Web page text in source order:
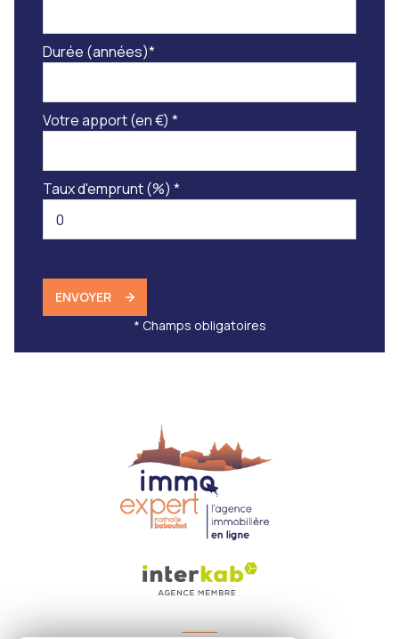
Durée (années)*
Votre apport (en €) *
Taux d'emprunt (%) *
ENVOYER
* Champs obligatoires